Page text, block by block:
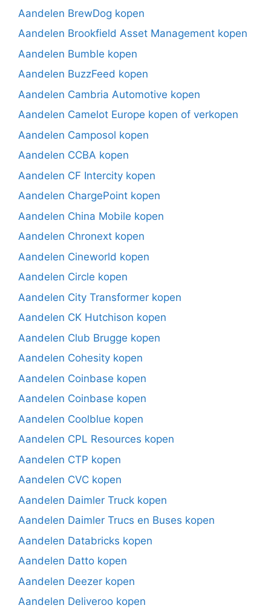
Aandelen BrewDog kopen
Aandelen Brookfield Asset Management kopen
Aandelen Bumble kopen
Aandelen BuzzFeed kopen
Aandelen Cambria Automotive kopen
Aandelen Camelot Europe kopen of verkopen
Aandelen Camposol kopen
Aandelen CCBA kopen
Aandelen CF Intercity kopen
Aandelen ChargePoint kopen
Aandelen China Mobile kopen
Aandelen Chronext kopen
Aandelen Cineworld kopen
Aandelen Circle kopen
Aandelen City Transformer kopen
Aandelen CK Hutchison kopen
Aandelen Club Brugge kopen
Aandelen Cohesity kopen
Aandelen Coinbase kopen
Aandelen Coinbase kopen
Aandelen Coolblue kopen
Aandelen CPL Resources kopen
Aandelen CTP kopen
Aandelen CVC kopen
Aandelen Daimler Truck kopen
Aandelen Daimler Trucs en Buses kopen
Aandelen Databricks kopen
Aandelen Datto kopen
Aandelen Deezer kopen
Aandelen Deliveroo kopen